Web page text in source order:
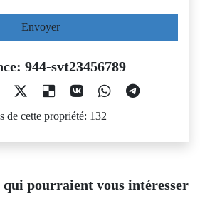
Envoyer
944-svt23456789
de cette propriété: 132
pourraient vous intéresser